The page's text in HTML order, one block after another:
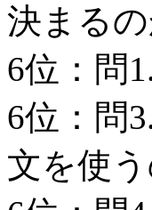
決まる
6位：問
6位：問
文を使